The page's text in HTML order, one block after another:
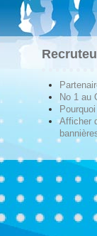
No 1 au
Afficher